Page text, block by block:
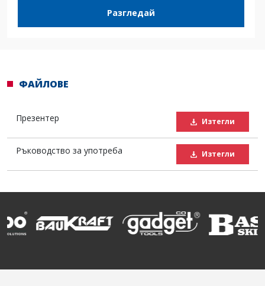
Разгледай
ФАЙЛОВЕ
Презентер Изтегли
Ръководство за употреба Изтегли